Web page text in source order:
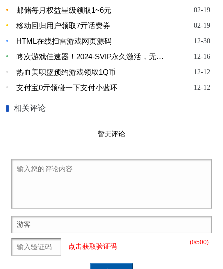
02-19
邮储每月权益星级领取1~6元
02-19
移动回归用户领取7亓话费券
12-30
HTML在线扫雷游戏网页源码
12-16
咚次游戏佳速器！2024-SVIP永久激活，无限使用！！
12-12
热血美职篮预约游戏领取1Q币
12-12
支付宝0亓领碰一下支付小蓝环
相关评论
暂无评论
(0/500)
点击获取验证码